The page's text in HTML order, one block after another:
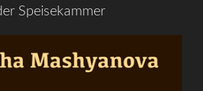
Speisekammer